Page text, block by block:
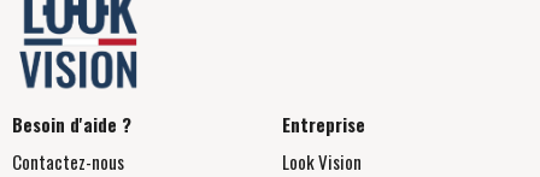
Besoin d'aide ?
Contactez-nous
Entreprise
Look Vision